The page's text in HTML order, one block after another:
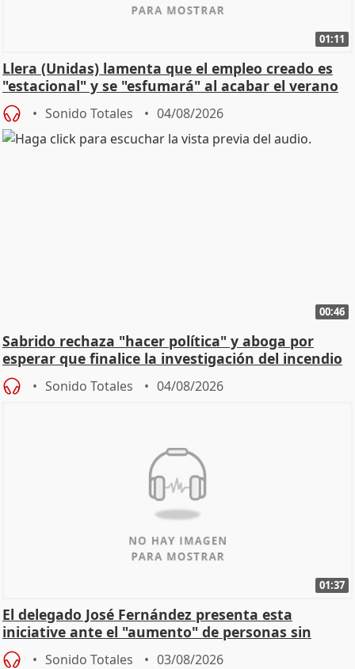
01:11
Llera (Unidas) lamenta que el empleo creado es
"estacional" y se "esfumará" al acabar el verano
Sonido Totales 04/08/2026
00:46
Sabrido rechaza "hacer política" y aboga por
esperar que finalice la investigación del incendio
Sonido Totales 04/08/2026
01:37
El delegado José Fernández presenta esta
iniciative ante el "aumento" de personas sin
hogar en Madri
Sonido Totales 03/08/2026